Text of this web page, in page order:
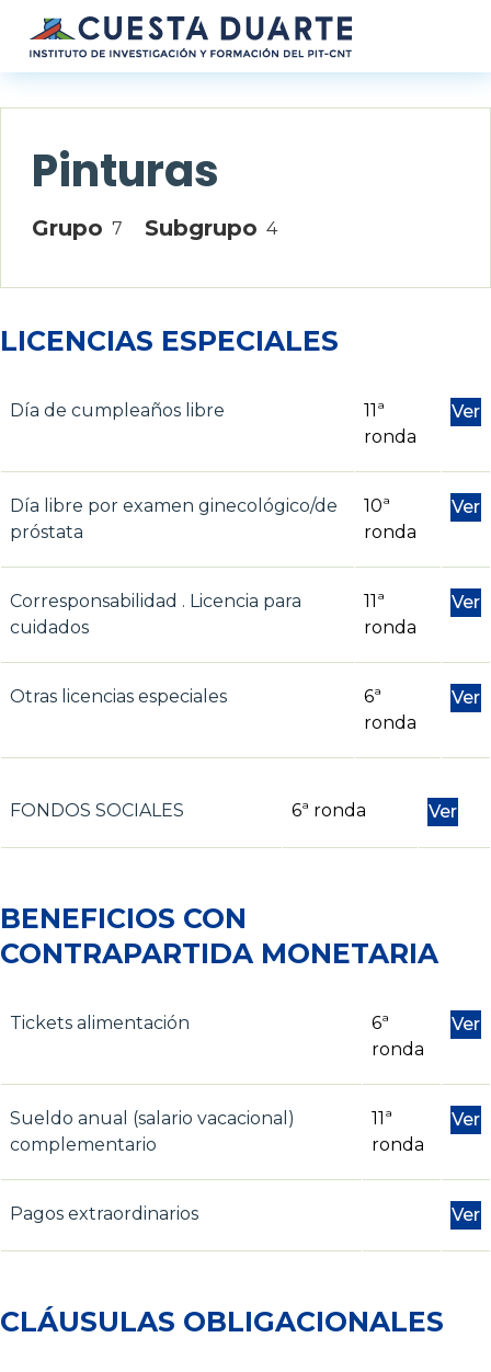
Pasar al contenido principal
Pinturas
Grupo 7 Subgrupo 4
LICENCIAS ESPECIALES
Día de cumpleaños libre
11ª
ronda
Ver
Día libre por examen ginecológico/de
próstata
10ª
ronda
Ver
Corresponsabilidad . Licencia para
cuidados
11ª
ronda
Ver
Otras licencias especiales
6ª
ronda
Ver
FONDOS SOCIALES 6ª ronda Ver
BENEFICIOS CON
CONTRAPARTIDA MONETARIA
Tickets alimentación
6ª
ronda
Ver
Sueldo anual (salario vacacional)
complementario
11ª
ronda
Ver
Pagos extraordinarios Ver
CLÁUSULAS OBLIGACIONALES